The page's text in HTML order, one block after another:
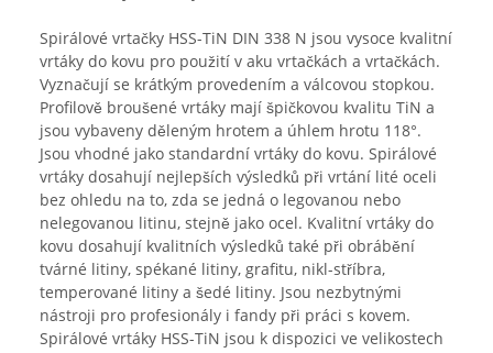
Spirálové vrtačky HSS-TiN DIN 338 N jsou vysoce kvalitní
vrtáky do kovu pro použití v aku vrtačkách a vrtačkách.
Vyznačují se krátkým provedením a válcovou stopkou.
Profilově broušené vrtáky mají špičkovou kvalitu TiN a
jsou vybaveny děleným hrotem a úhlem hrotu 118°.
Jsou vhodné jako standardní vrtáky do kovu. Spirálové
vrtáky dosahují nejlepších výsledků při vrtání lité oceli
bez ohledu na to, zda se jedná o legovanou nebo
nelegovanou litinu, stejně jako ocel. Kvalitní vrtáky do
kovu dosahují kvalitních výsledků také při obrábění
tvárné litiny, spékané litiny, grafitu, nikl-stříbra,
temperované litiny a šedé litiny. Jsou nezbytnými
nástroji pro profesionály i fandy při práci s kovem.
Spirálové vrtáky HSS-TiN jsou k dispozici ve velikostech